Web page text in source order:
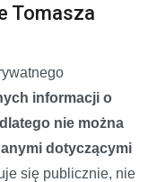
Tomasza
informacji o
nie można
dotyczącymi
się publicznie, nie